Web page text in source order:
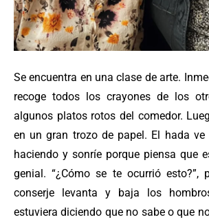
Se encuentra en una clase de arte.
recoge todos los crayones de los
algunos platos rotos del comedor.
en un gran trozo de papel. El hada ve
haciendo y sonríe porque piensa que
genial. “¿Cómo se te ocurrió esto?”,
conserje levanta y baja los
estuviera diciendo que no sabe o que